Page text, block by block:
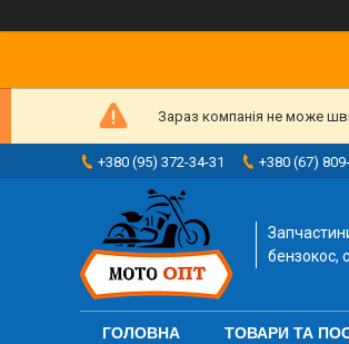
Зараз компанія не може
+380 (95) 372-34-31 +380 (67)
бензокос,
ГОЛОВНА ТОВАРИ ТА